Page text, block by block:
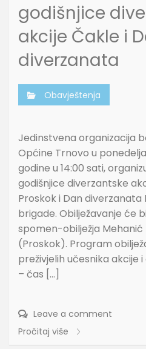
godišnjice
akcije Čakle i
diverzanata
Obavještenja
Jedinstvena organizacija
Općine Trnovo u
godine u 14:00 sati,
godišnjice diverzantske
Proskok i Dan diverzanata
brigade. Obilježavanje će
spomen-obilježja
(Proskok). Program
preživjelih učesnika akcije
– čas […]
Leave a comment
Pročitaj više